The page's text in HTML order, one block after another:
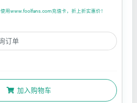
使用www.foolfans.com充值卡，折上折实惠价！
加入购物车